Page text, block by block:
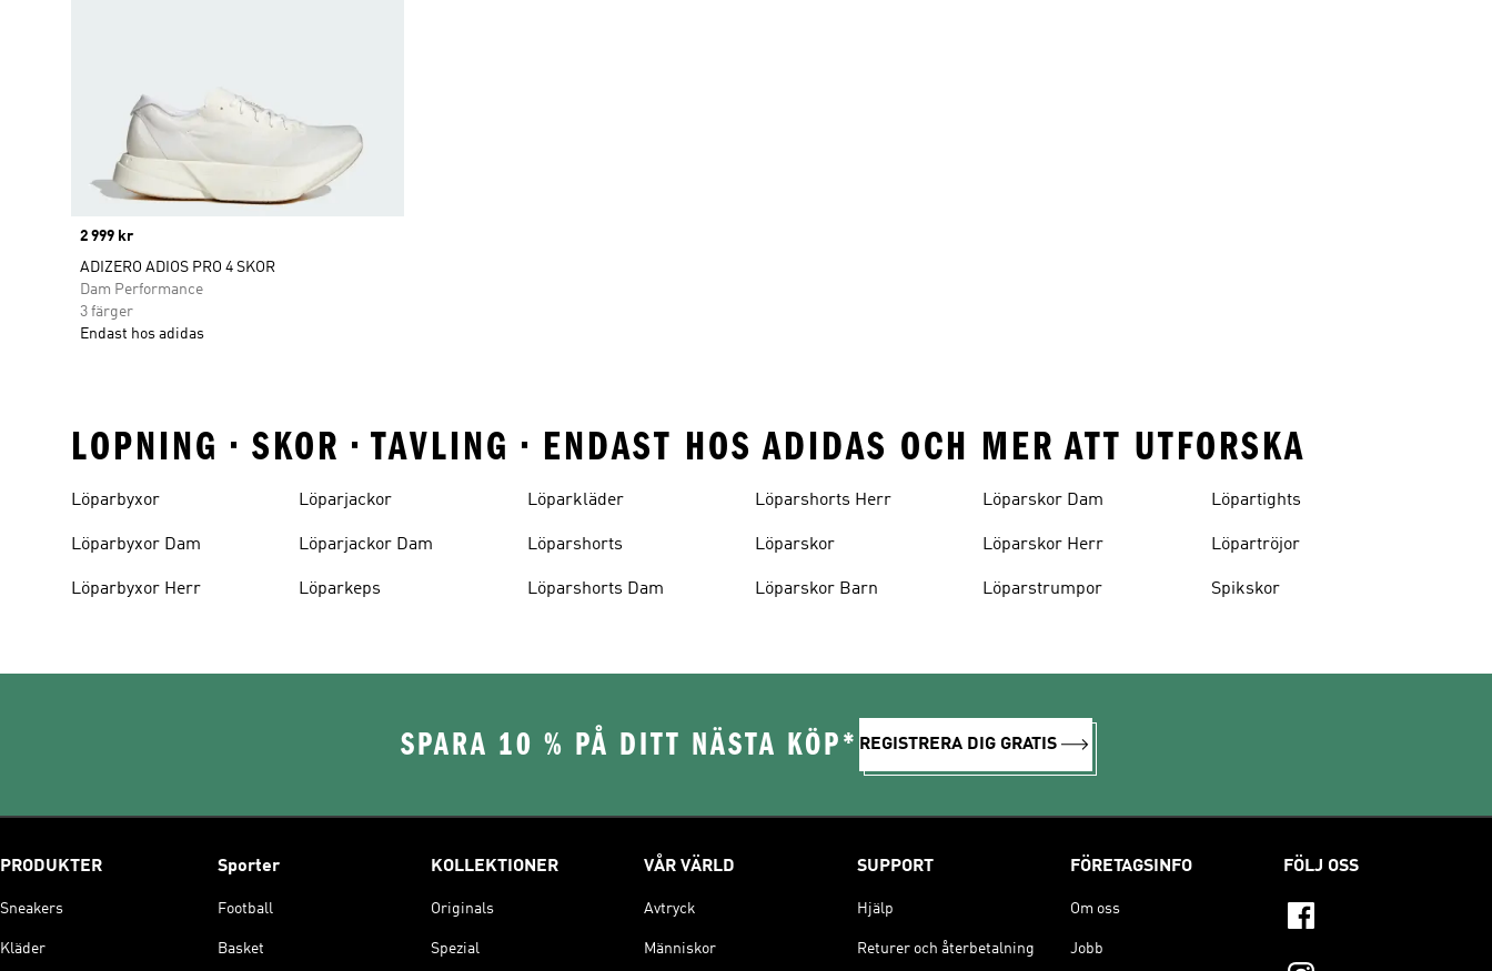
Price
2 999 kr
ADIZERO ADIOS PRO 4 SKOR
Dam Performance
3 färger
Endast hos adidas
LOPNING • SKOR • TAVLING • ENDAST HOS ADIDAS OCH MER ATT UTFORSKA
Löparbyxor
Löparbyxor Dam
Löparbyxor Herr
Löparjackor
Löparjackor Dam
Löparkeps
Löparkläder
Löparshorts
Löparshorts Dam
Löparshorts Herr
Löparskor
Löparskor Barn
Löparskor Dam
Löparskor Herr
Löparstrumpor
Löpartights
Löpartröjor
Spikskor
SPARA 10 % PÅ DITT NÄSTA KÖP* REGISTRERA DIG GRATIS
PRODUKTER
Sneakers
Kläder
Sporter
Football
Basket
KOLLEKTIONER
Originals
Spezial
VÅR VÄRLD
Avtryck
Människor
SUPPORT
Hjälp
Returer och återbetalning
FÖRETAGSINFO
Om oss
Jobb
FÖLJ OSS